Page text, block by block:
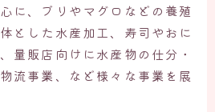
に、ブリやマグロなどの養殖
とした水産加工、寿司やおに
量販店向けに水産物の仕分・
流事業、など様々な事業を展